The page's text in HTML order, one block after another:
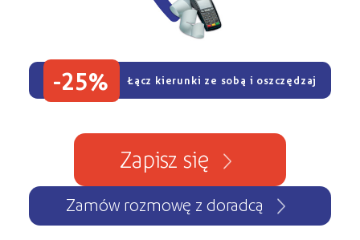
-25% Łącz kierunki ze sobą i oszczędzaj
Zapisz się
Zamów rozmowę z doradcą